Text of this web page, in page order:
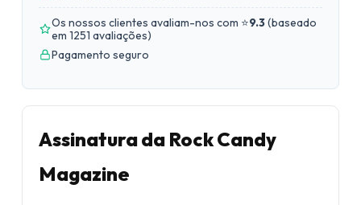
Os nossos clientes avaliam-nos com ⭐9.3(baseado
em 1251 avaliações)
Pagamento seguro
Assinatura da Rock Candy
Magazine